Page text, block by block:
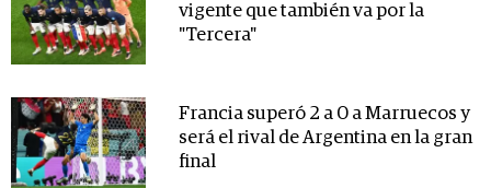
vigente que también va por la
"Tercera"
Francia superó 2 a 0 a Marruecos y
será el rival de Argentina en la gran
final